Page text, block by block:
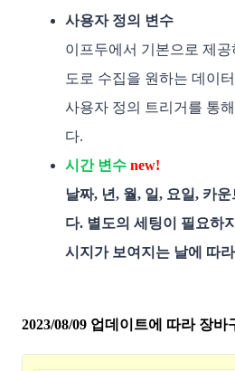
사용자 정의 변수
이프두에서 기본으로 제
도로 수집을 원하는 데이
사용자 정의 트리거를 통
다.
시간 변수 new!
날짜, 년, 월, 일, 요일, 카
다. 별도의 세팅이 필요하
시지가 보여지는 날에 따
2023/08/09 업데이트에 따라 장